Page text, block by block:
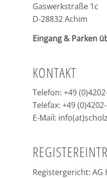
Gaswerkstraße 1c
D-28832 Achim
Eingang & Parken
KONTAKT
Telefon: +49
Telefax: +49
E-Mail:
Registergericht: AG